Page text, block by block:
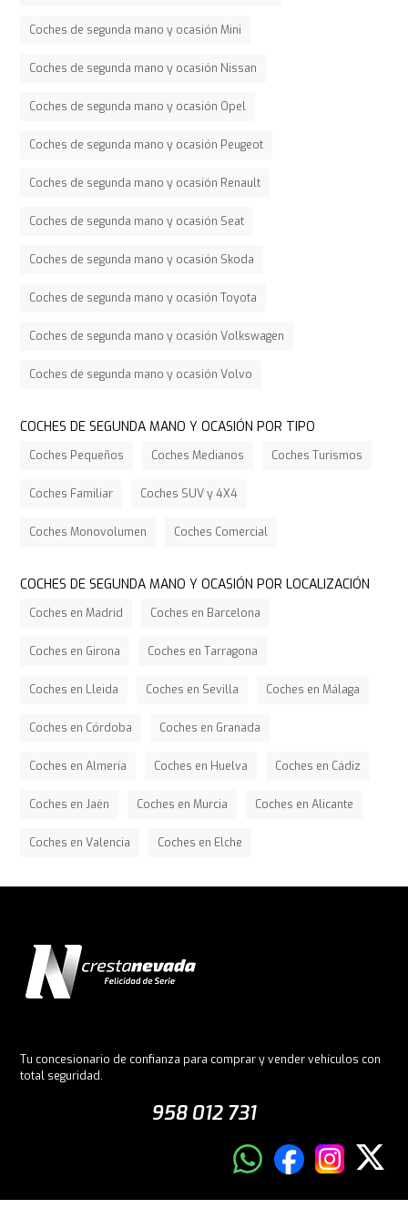
Coches de segunda mano y ocasión Mini
Coches de segunda mano y ocasión Nissan
Coches de segunda mano y ocasión Opel
Coches de segunda mano y ocasión Peugeot
Coches de segunda mano y ocasión Renault
Coches de segunda mano y ocasión Seat
Coches de segunda mano y ocasión Skoda
Coches de segunda mano y ocasión Toyota
Coches de segunda mano y ocasión Volkswagen
Coches de segunda mano y ocasión Volvo
COCHES DE SEGUNDA MANO Y OCASIÓN POR TIPO
Coches Pequeños Coches Medianos Coches Turismos
Coches Familiar Coches SUV y 4X4
Coches Monovolumen Coches Comercial
COCHES DE SEGUNDA MANO Y OCASIÓN POR LOCALIZACIÓN
Coches en Madrid Coches en Barcelona
Coches en Girona Coches en Tarragona
Coches en Lleida Coches en Sevilla Coches en Málaga
Coches en Córdoba Coches en Granada
Coches en Almería Coches en Huelva Coches en Cádiz
Coches en Jaén Coches en Murcia Coches en Alicante
Coches en Valencia Coches en Elche
Tu concesionario de confianza para comprar y vender vehículos con
total seguridad.
958 012 731